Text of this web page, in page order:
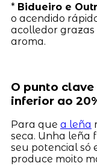
* Bidueiro e
o acendido
acolledor
aroma.
O punto
inferior ao
Para que a leña
seca. Unha leña
seu potencial só
produce moito